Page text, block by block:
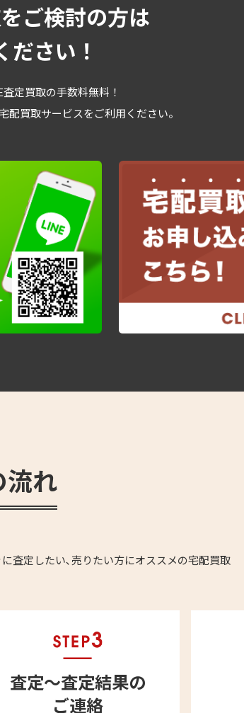
ご検討の方は
ださい！
定買取の手数料無料！
買取サービスをご利用ください。
流れ
査定したい､売りたい方にオススメの宅配買取
査定～査定結果の
ご連絡